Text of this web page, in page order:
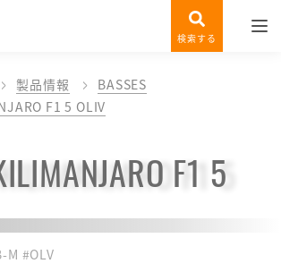
検索する
製品情報
BASSES
F1 5 OLIV
F1 5
M #OLV